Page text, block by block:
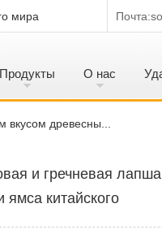
мира Почта:
Продукты О нас
вкусом древесны...
и гречневая
ямса китайского